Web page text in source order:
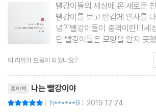
빨강이들의 세상에 온 새로운
빨강이를 보고 반갑게 인사를
녕?"빨강이들이 충격이란!!!세
던 빨강이들은 모양을 알지 못
만 바라보던 노랑이는 색을 몰
이다!!!)그런 그들은 편견을 벗
습을 발견했다.그리고... 세상
들이 이루는 조화! 그것
이 리뷰가 도움이 되었나요?
종이책 나는 빨강이야
| h******9 | 2019.12.24